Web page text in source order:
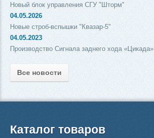
Новый блок управления СГУ "Шторм"
04.05.2026
Новые строб-вспышки "Квазар-5"
04.05.2023
Производство Сигнала заднего хода «Цикада»
Все новости
Каталог товаров